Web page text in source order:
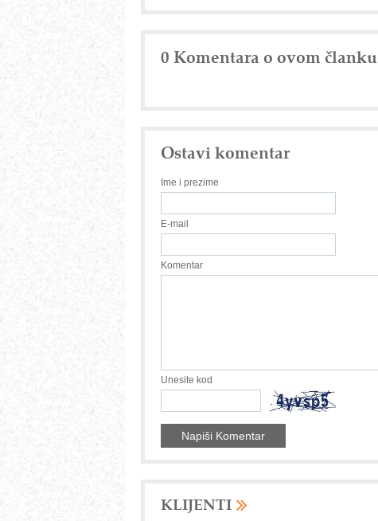
0 Komentara o ovom članku
Ostavi komentar
Ime i prezime
E-mail
Komentar
Unesite kod
KLIJENTI